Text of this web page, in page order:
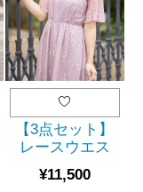
【3点セット】
レースウエス
トギャザーミ
モレ丈ドレス
¥11,500